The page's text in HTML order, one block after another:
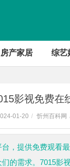
房产家居 综艺
影视免费在
01-20 / 忻州百科网
，提供免费观看
的需求。7015